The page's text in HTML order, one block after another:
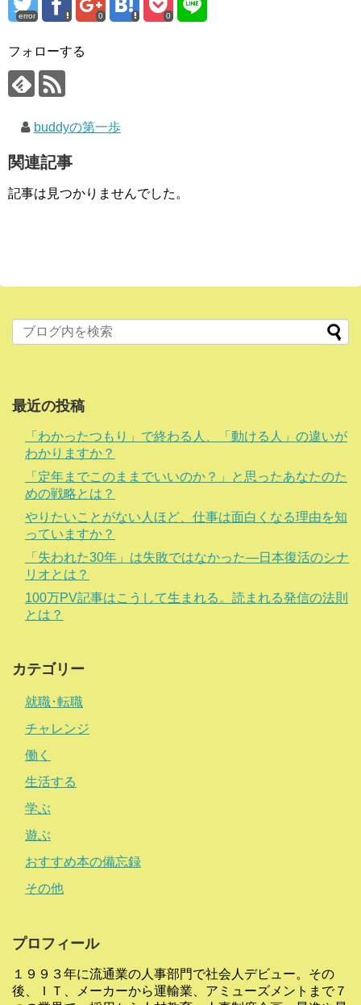
error 0 0
フォローする
buddyの第一歩
関連記事
記事は見つかりませんでした。
最近の投稿
「わかったつもり」で終わる人、「動ける人」の違いが
わかりますか？
「定年までこのままでいいのか？」と思ったあなたのた
めの戦略とは？
やりたいことがない人ほど、仕事は面白くなる理由を知
っていますか？
「失われた30年」は失敗ではなかった―日本復活のシナ
リオとは？
100万PV記事はこうして生まれる。読まれる発信の法則
とは？
カテゴリー
就職･転職
チャレンジ
働く
生活する
学ぶ
遊ぶ
おすすめ本の備忘録
その他
プロフィール
１９９３年に流通業の人事部門で社会人デビュー。その
後、ＩＴ、メーカーから運輸業、アミューズメントまで７